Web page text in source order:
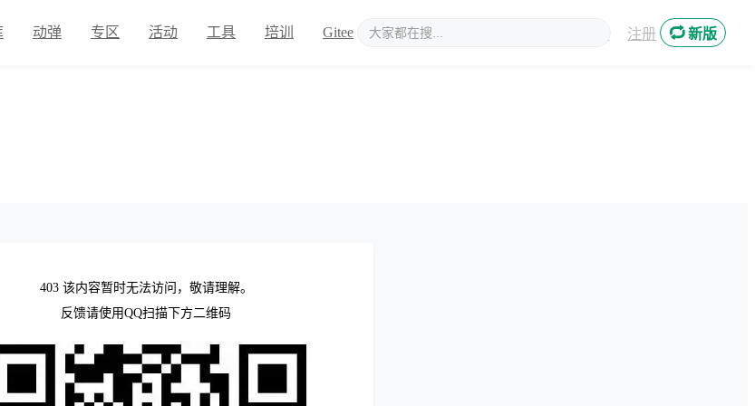
动弹 专区 活动 工具 培训 Gitee 新媒体 注册 新版
403 该内容暂时无法访问，敬请理解。
反馈请使用QQ扫描下方二维码